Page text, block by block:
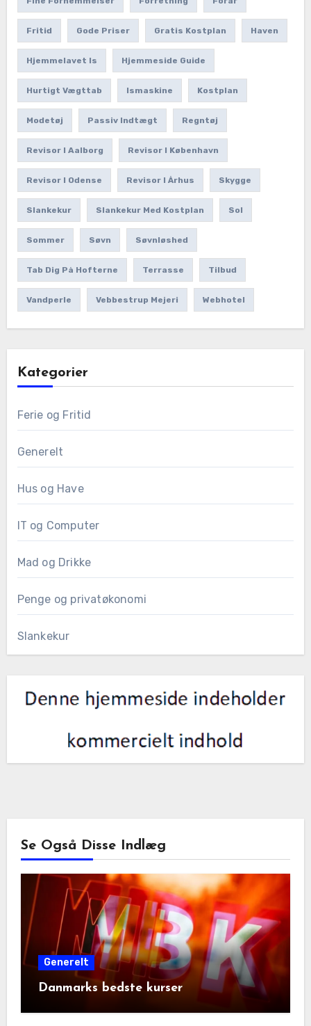
Fritid Gode Priser Gratis Kostplan Haven
Hjemmelavet Is Hjemmeside Guide
Hurtigt Vægttab Ismaskine Kostplan
Modetøj Passiv Indtægt Regntøj
Revisor I Aalborg Revisor I København
Revisor I Odense Revisor I Århus Skygge
Slankekur Slankekur Med Kostplan Sol
Sommer Søvn Søvnløshed
Tab Dig På Hofterne Terrasse Tilbud
Vandperle Vebbestrup Mejeri Webhotel
Kategorier
Ferie og Fritid
Generelt
Hus og Have
IT og Computer
Mad og Drikke
Penge og privatøkonomi
Slankekur
Se Også Disse Indlæg
Generelt
Danmarks bedste kurser